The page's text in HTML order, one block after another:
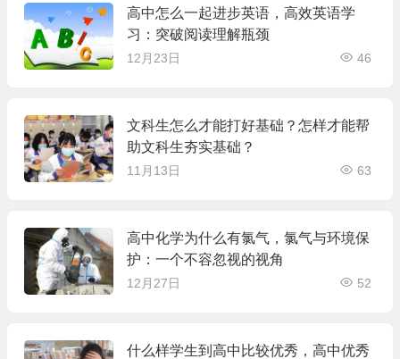
高中怎么一起进步英语，高效英语学
习：突破阅读理解瓶颈
12月23日 46
文科生怎么才能打好基础？怎样才能帮
助文科生夯实基础？
11月13日 63
高中化学为什么有氯气，氯气与环境保
护：一个不容忽视的视角
12月27日 52
什么样学生到高中比较优秀，高中优秀